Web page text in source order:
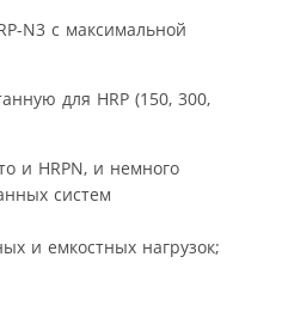
для HRP (150, 300,
и HRPN, и немного
систем
и емкостных нагрузок;